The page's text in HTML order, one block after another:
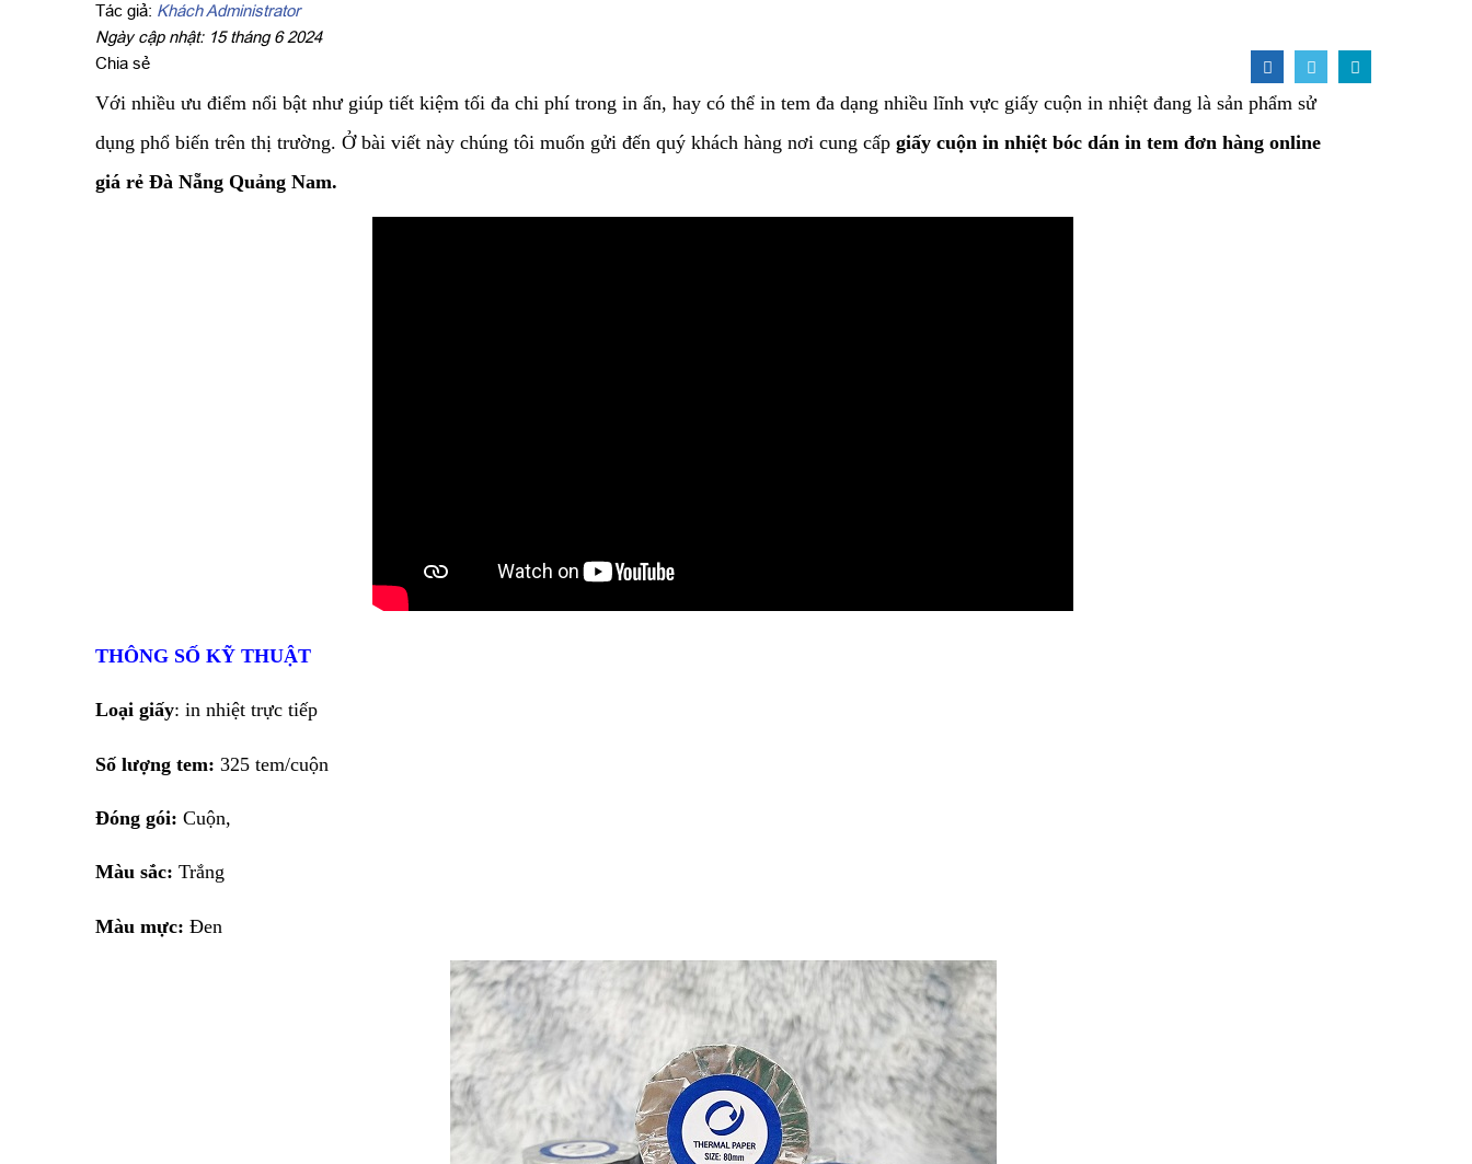
Tác giả: Khách Administrator
Ngày cập nhật: 15 tháng 6 2024
Chia sẻ
Với nhiều ưu điểm nổi bật như giúp tiết kiệm tối đa chi phí trong in ấn, hay có thể in tem đa dạng nhiều lĩnh vực giấy cuộn in nhiệt đang là sản phẩm sử
dụng phổ biến trên thị trường. Ở bài viết này chúng tôi muốn gửi đến quý khách hàng nơi cung cấp giấy cuộn in nhiệt bóc dán in tem đơn hàng online
giá rẻ Đà Nẵng Quảng Nam.
THÔNG SỐ KỸ THUẬT
Loại giấy: in nhiệt trực tiếp
Số lượng tem: 325 tem/cuộn
Đóng gói: Cuộn,
Màu sắc: Trắng
Màu mực: Đen